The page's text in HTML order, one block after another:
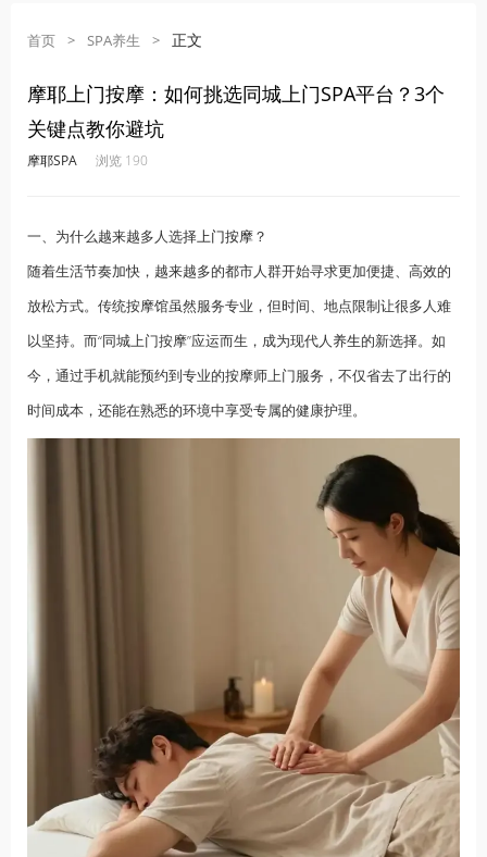
首页 > SPA养生 > 正文
摩耶上门按摩：如何挑选同城上门SPA平台？3个
关键点教你避坑
摩耶SPA 浏览 190
一、为什么越来越多人选择上门按摩？
随着生活节奏加快，越来越多的都市人群开始寻求更加便捷、高效的
放松方式。传统按摩馆虽然服务专业，但时间、地点限制让很多人难
以坚持。而“同城上门按摩”应运而生，成为现代人养生的新选择。如
今，通过手机就能预约到专业的按摩师上门服务，不仅省去了出行的
时间成本，还能在熟悉的环境中享受专属的健康护理。